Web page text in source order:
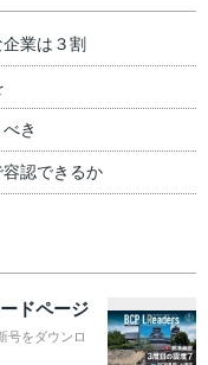
業は３割
き
認できるか
ドページ
号をダウンロ